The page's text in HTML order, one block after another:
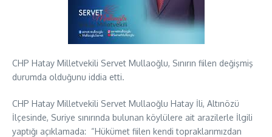
CHP Hatay Milletvekili Servet Mullaoğlu, Sınırın fiilen değişmiş
durumda olduğunu iddia etti.
CHP Hatay Milletvekili Servet Mullaoğlu Hatay İli, Altınözü
İlçesinde, Suriye sınırında bulunan köylülere ait arazilerle İlgili
yaptığı açıklamada: “Hükümet fiilen kendi topraklarımızdan